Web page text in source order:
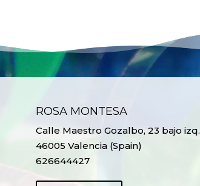
ROSA MONTESA
Calle Maestro Gozalbo, 23 bajo izq.
46005 Valencia (Spain)
626644427